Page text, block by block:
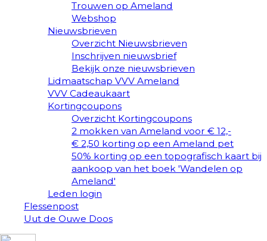
Trouwen op Ameland
Webshop
Nieuwsbrieven
Overzicht Nieuwsbrieven
Inschrijven nieuwsbrief
Bekijk onze nieuwsbrieven
Lidmaatschap VVV Ameland
VVV Cadeaukaart
Kortingcoupons
Overzicht Kortingcoupons
2 mokken van Ameland voor € 12,-
€ 2,50 korting op een Ameland pet
50% korting op een topografisch kaart bij
aankoop van het boek 'Wandelen op
Ameland'
Leden login
Flessenpost
Uut de Ouwe Doos